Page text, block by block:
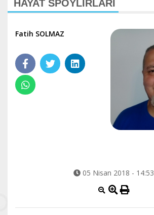
HAYAT SPOYLIRLARI
Fatih SOLMAZ
05 Nisan 2018 - 14:53